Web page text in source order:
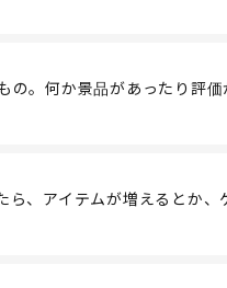
。何か景品があったり評価
、アイテムが増えるとか、